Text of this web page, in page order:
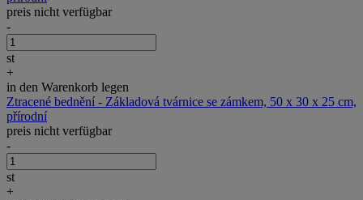
preis nicht verfügbar
-
st
+
in den Warenkorb legen
Ztracené bednění - Základová tvárnice se zámkem, 50 x 30 x 25 cm,
přírodní
preis nicht verfügbar
-
st
+